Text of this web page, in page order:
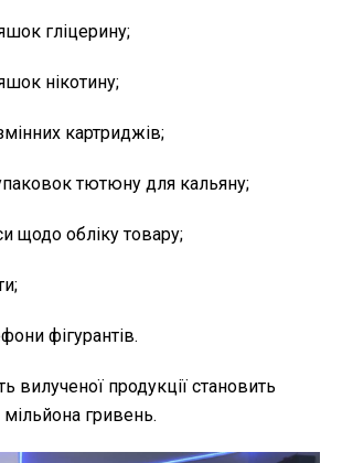
гліцерину;
нікотину;
картриджів;
тютюну для кальяну;
щодо обліку товару;
фігурантів.
вилученої продукції становить
гривень.